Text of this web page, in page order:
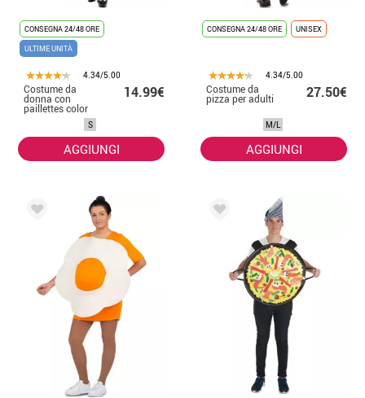
CONSEGNA 24/48 ORE
ULTIME UNITÀ
4.34/5.00
Costume da
donna con
paillettes color
cioccolato verde
14.99€
S
AGGIUNGI
CONSEGNA 24/48 ORE UNISEX
4.34/5.00
Costume da
pizza per adulti 27.50€
M/L
AGGIUNGI